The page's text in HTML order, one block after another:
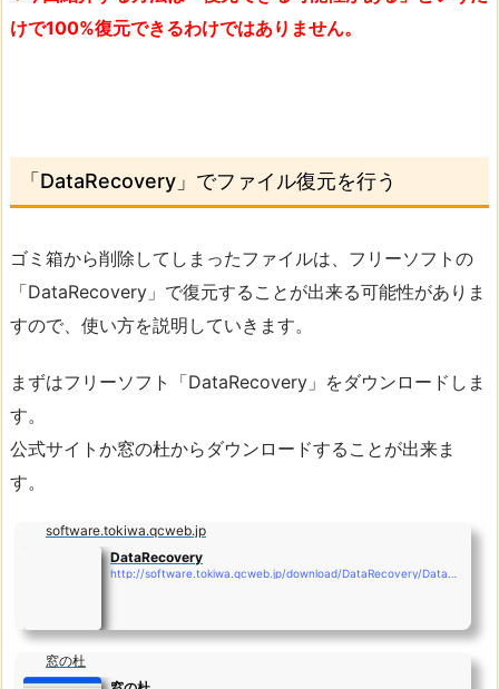
けで100%復元できるわけではありません。
「DataRecovery」でファイル復元を行う
ゴミ箱から削除してしまったファイルは、フリーソフトの
「DataRecovery」で復元することが出来る可能性がありま
すので、使い方を説明していきます。
まずはフリーソフト「DataRecovery」をダウンロードしま
す。
公式サイトか窓の杜からダウンロードすることが出来ま
す。
software.tokiwa.qcweb.jp
DataRecovery
窓の杜